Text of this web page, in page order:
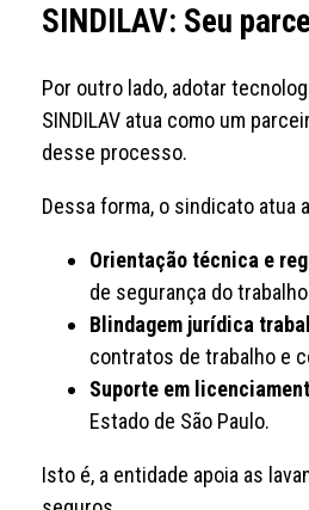
SINDILAV: Seu
Por outro lado, adotar
SINDILAV atua como um
desse processo.
Dessa forma, o sindicato atua
Orientação técnica e
de segurança do
Blindagem jurídica
contratos de trabalho e
Suporte em
Estado de São Paulo.
Isto é, a entidade apoia as